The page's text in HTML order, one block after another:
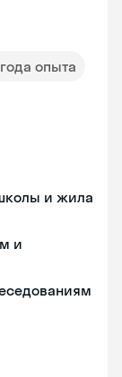
опыта
и жила
и